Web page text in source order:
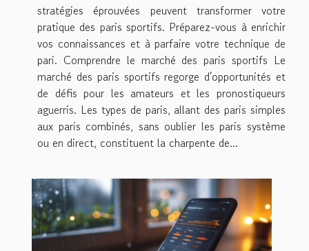
stratégies éprouvées peuvent transformer votre
pratique des paris sportifs. Préparez-vous à enrichir
vos connaissances et à parfaire votre technique de
pari. Comprendre le marché des paris sportifs Le
marché des paris sportifs regorge d'opportunités et
de défis pour les amateurs et les pronostiqueurs
aguerris. Les types de paris, allant des paris simples
aux paris combinés, sans oublier les paris système
ou en direct, constituent la charpente de...